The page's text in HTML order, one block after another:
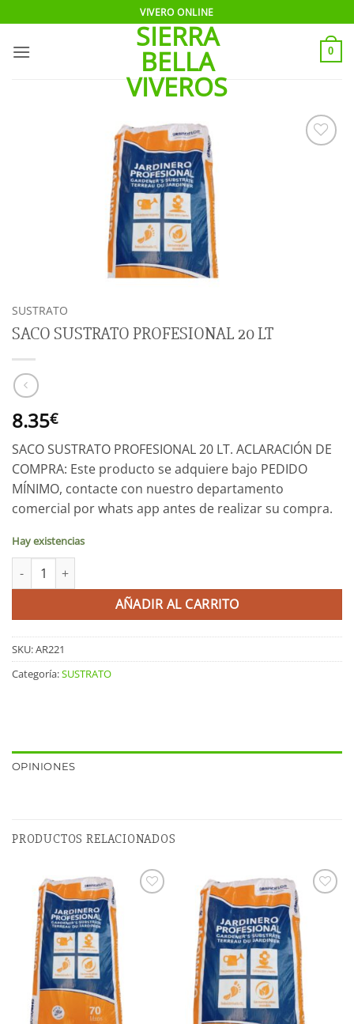
al
contenido
VIVERO ONLINE
SIERRA
BELLA
VIVEROS
0
SUSTRATO
SACO SUSTRATO PROFESIONAL 20 LT
8.35€
SACO SUSTRATO PROFESIONAL 20 LT. ACLARACIÓN DE
COMPRA: Este producto se adquiere bajo PEDIDO
MÍNIMO, contacte con nuestro departamento
comercial por whats app antes de realizar su compra.
Hay existencias
SACO SUSTRATO PROFESIONAL 20 LT cantidad
AÑADIR AL CARRITO
SKU:AR221
Categoría:SUSTRATO
OPINIONES
PRODUCTOS RELACIONADOS